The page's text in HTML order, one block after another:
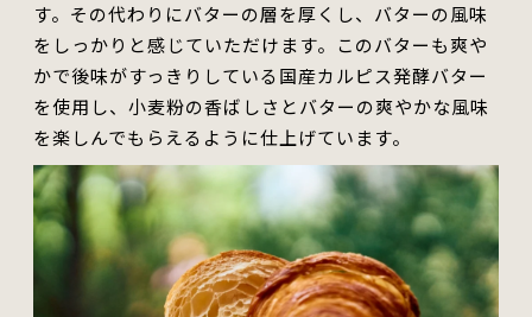
す。 その代わりにバターの層を厚くし、バターの風味
をしっかりと感じていただけます。このバターも爽や
かで後味がすっきりしている国産カルピス発酵バター
を使用し、小麦粉の香ばしさとバターの爽やかな風味
を楽しんでもらえるように仕上げています。